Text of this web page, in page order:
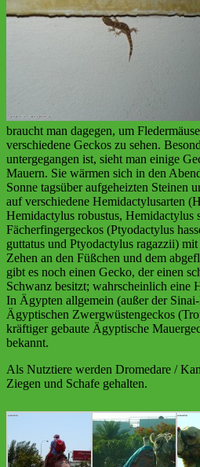
braucht man dagegen, um
verschiedene Geckos zu sehen.
untergegangen ist, sieht man einige
Mauern. Sie wärmen sich in den
Sonne tagsüber aufgeheizten Steinen
auf verschiedene Hemidactylusarten
Hemidactylus robustus,
Fächerfingergeckos (Ptyodactylus
guttatus und Ptyodactylus ragazzii)
Zehen an den Füßchen und dem
gibt es noch einen Gecko, der einen
Schwanz besitzt; wahrscheinlich eine
In Ägypten allgemein (außer der
Ägyptischen Zwergwüstengeckos
kräftiger gebaute Ägyptische
bekannt.
Als Nutztiere werden Dromedare /
Ziegen und Schafe gehalten.